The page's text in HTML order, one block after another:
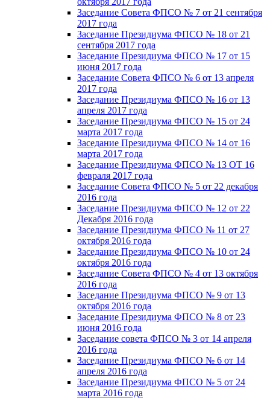
Заседание Совета ФПСО № 7 от 21 сентября
2017 года
Заседание Президиума ФПСО № 18 от 21
сентября 2017 года
Заседание Президиума ФПСО № 17 от 15
июня 2017 года
Заседание Совета ФПСО № 6 от 13 апреля
2017 года
Заседание Президиума ФПСО № 16 от 13
апреля 2017 года
Заседание Президиума ФПСО № 15 от 24
марта 2017 года
Заседание Президиума ФПСО № 14 от 16
марта 2017 года
Заседание Президиума ФПСО № 13 ОТ 16
февраля 2017 года
Заседание Совета ФПСО № 5 от 22 декабря
2016 года
Заседание Президиума ФПСО № 12 от 22
Декабря 2016 года
Заседание Президиума ФПСО № 11 от 27
октября 2016 года
Заседание Президиума ФПСО № 10 от 24
октября 2016 года
Заседание Совета ФПСО № 4 от 13 октября
2016 года
Заседание Президиума ФПСО № 9 от 13
октября 2016 года
Заседание Президиума ФПСО № 8 от 23
июня 2016 года
Заседание совета ФПСО № 3 от 14 апреля
2016 года
Заседание Президиума ФПСО № 6 от 14
апреля 2016 года
Заседание Президиума ФПСО № 5 от 24
марта 2016 года